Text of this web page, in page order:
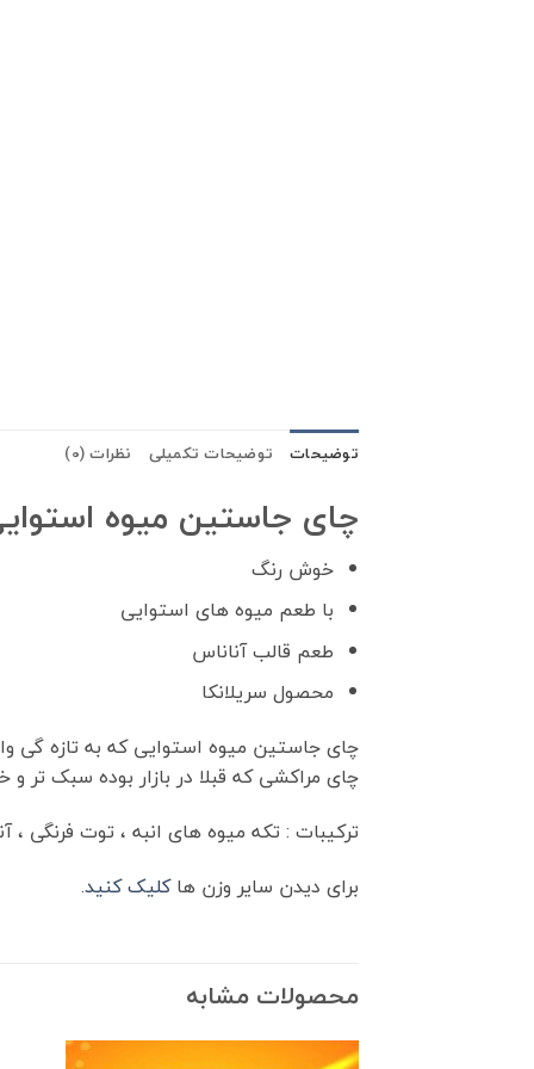
توضیحات توضیحات تکمیلی نظرات (0)
چای جاستین میوه
خوش رنگ
با طعم میوه های استوایی
طعم قالب آناناس
محصول سریلانکا
چای جاستین میوه استوایی که به تازه گی
چای مراکشی که قبلا در بازار بوده سبک
ترکیبات : تکه میوه های انبه ، توت فرنگی
برای دیدن سایر وزن هاکلیک کنید.
محصولات مشابه